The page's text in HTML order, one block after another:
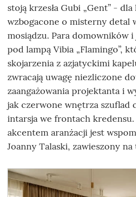
stoją krzesła Gubi „Gent” -
wzbogacone o misterny detal
mosiądzu. Para domowników i
pod lampą Vibia „Flamingo”,
skojarzenia z azjatyckimi
zwracają uwagę niezliczone
zaangażowania projektanta i
jak czerwone wnętrza szuflad
intarsja we frontach
akcentem aranżacji jest
Joanny Talaski, zawieszony na